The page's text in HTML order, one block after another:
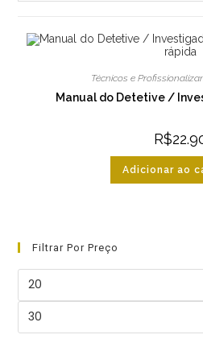
rápida
Técnicos e
Manual do Detetive /
R$
Adicionar ao
Filtrar Por Preço
Preço
Preço